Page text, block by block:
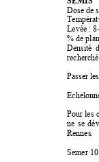
SEMIS
Dose de
Levée :
% de
Densité
recherché.
Passer
Pour les
ne se
Rennes.
Semer